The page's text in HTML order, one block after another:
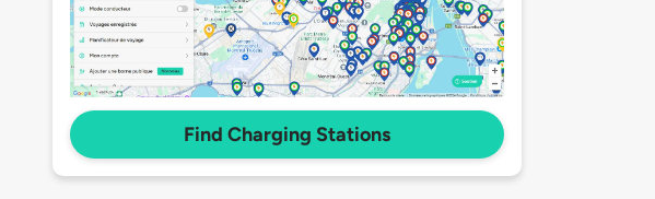
Find Charging Stations